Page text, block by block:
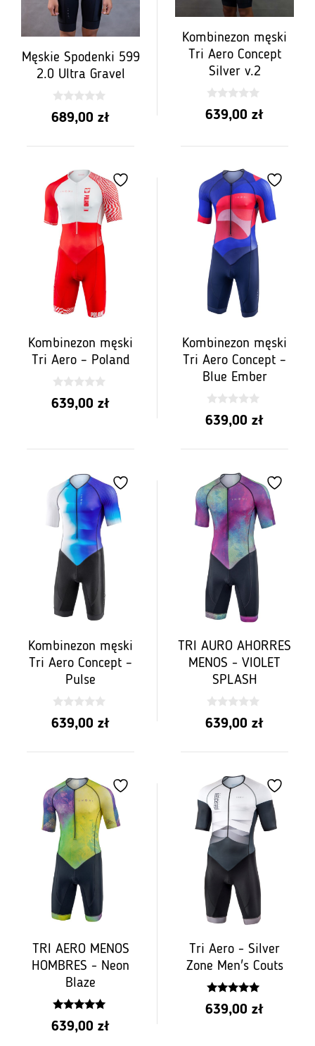
Męskie Spodenki 599
2.0 Ultra Gravel
0
z
689,00 zł
Kombinezon męski
Tri Aero Concept
Silver v.2
0
z
639,00 zł
Kombinezon męski
Tri Aero – Poland
0
z
639,00 zł
Kombinezon męski
Tri Aero Concept –
Blue Ember
0
z
639,00 zł
Kombinezon męski
Tri Aero Concept –
Pulse
0
z
639,00 zł
TRI AURO AHORRES
MENOS - VIOLET
SPLASH
0
z
639,00 zł
TRI AERO MENOS
HOMBRES - Neon
Blaze
5.00
z 5
639,00 zł
Tri Aero - Silver
Zone Men's Couts
4.75
z 5
639,00 zł